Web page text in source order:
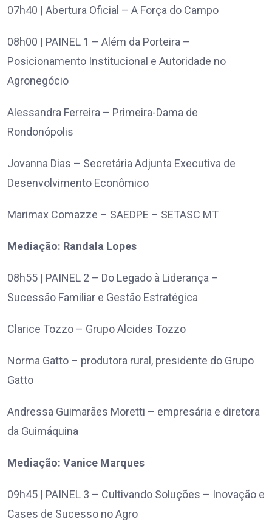
07h40 | Abertura Oficial – A Força do Campo
08h00 | PAINEL 1 – Além da Porteira –
Posicionamento Institucional e Autoridade no
Agronegócio
Alessandra Ferreira – Primeira-Dama de
Rondonópolis
Jovanna Dias – Secretária Adjunta Executiva de
Desenvolvimento Econômico
Marimax Comazze – SAEDPE – SETASC MT
Mediação: Randala Lopes
08h55 | PAINEL 2 – Do Legado à Liderança –
Sucessão Familiar e Gestão Estratégica
Clarice Tozzo – Grupo Alcides Tozzo
Norma Gatto – produtora rural, presidente do Grupo
Gatto
Andressa Guimarães Moretti – empresária e diretora
da Guimáquina
Mediação: Vanice Marques
09h45 | PAINEL 3 – Cultivando Soluções – Inovação e
Cases de Sucesso no Agro